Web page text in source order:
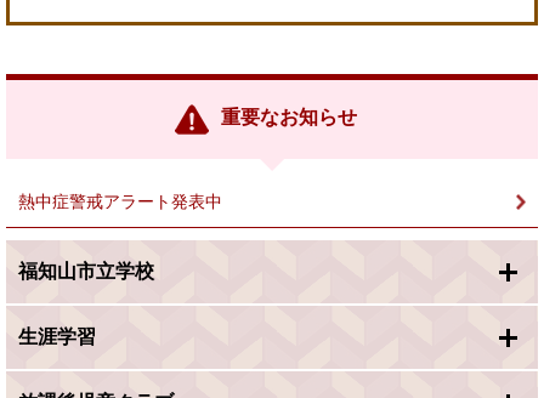
リ
重要なお知らせ
熱中症警戒アラート発表中
福知山市立学校
生涯学習